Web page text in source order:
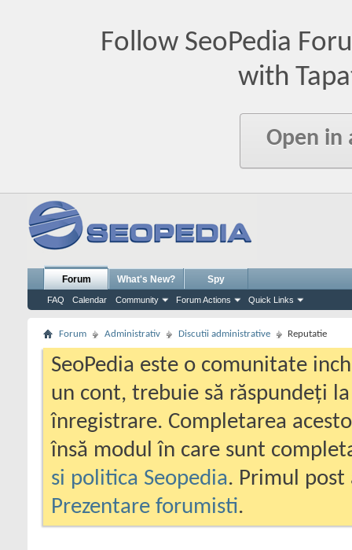
Follow SeoPedia
with
Open in
Forum
FAQ Calendar Community Forum Actions Quick Links
What's New? Spy
Forum Administrativ Discutii administrative Reputatie
SeoPedia este o comunitate
un cont, trebuie să răspundeți
înregistrare. Completarea
însă modul în care sunt
si politica Seopedia. Primul
Prezentare forumisti.